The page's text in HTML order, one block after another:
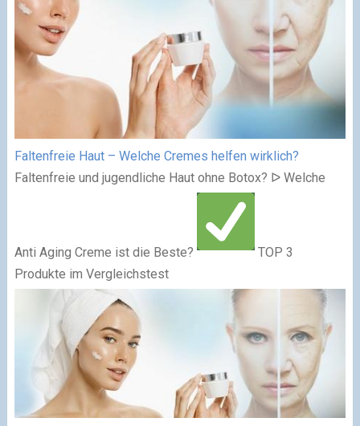
Faltenfreie Haut – Welche Cremes helfen wirklich?
Faltenfreie und jugendliche Haut ohne Botox? ᐅ Welche
Anti Aging Creme ist die Beste?
TOP 3
Produkte im Vergleichstest